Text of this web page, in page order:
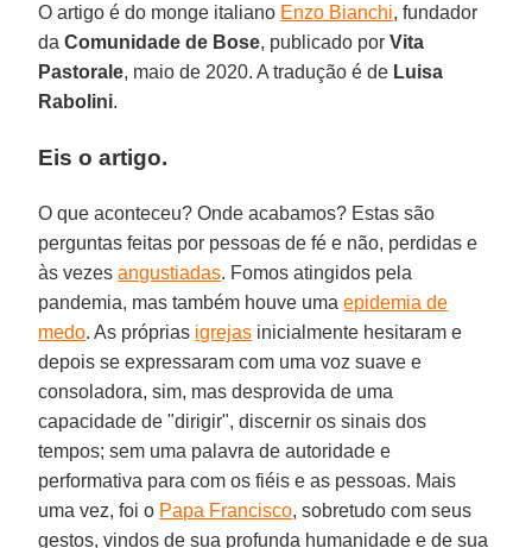
O artigo é do monge italiano Enzo Bianchi, fundador
daComunidade de Bose, publicado porVita
Pastorale, maio de 2020. A tradução é de Luisa
Rabolini.
Eis o artigo.
O que aconteceu? Onde acabamos? Estas são
perguntas feitas por pessoas de fé e não, perdidas e
às vezesangustiadas. Fomos atingidos pela
pandemia, mas também houve umaepidemia de
medo. As próprias igrejas inicialmente hesitaram e
depois se expressaram com uma voz suave e
consoladora, sim, mas desprovida de uma
capacidade de "dirigir", discernir os sinais dos
tempos; sem uma palavra de autoridade e
performativa para com os fiéis e as pessoas. Mais
uma vez, foi o Papa Francisco, sobretudo com seus
gestos, vindos de sua profunda humanidade e de sua